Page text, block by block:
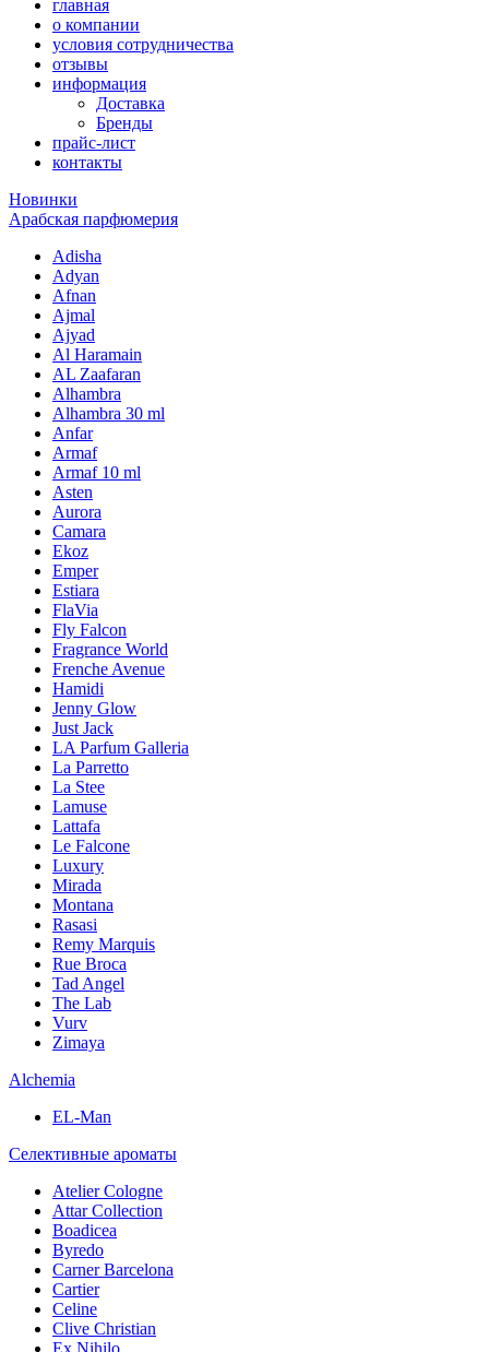
главная
о компании
условия сотрудничества
отзывы
информация
Доставка
Бренды
прайс-лист
контакты
Новинки
Арабская парфюмерия
Adisha
Adyan
Afnan
Ajmal
Ajyad
Al Haramain
AL Zaafaran
Alhambra
Alhambra 30 ml
Anfar
Armaf
Armaf 10 ml
Asten
Aurora
Camara
Ekoz
Emper
Estiara
FlaVia
Fly Falcon
Fragrance World
Frenche Avenue
Hamidi
Jenny Glow
Just Jack
LA Parfum Galleria
La Parretto
La Stee
Lamuse
Lattafa
Le Falcone
Luxury
Mirada
Montana
Rasasi
Remy Marquis
Rue Broca
Tad Angel
The Lab
Vurv
Zimaya
Alchemia
EL-Man
Селективные ароматы
Atelier Cologne
Attar Collection
Boadicea
Byredo
Carner Barcelona
Cartier
Celine
Clive Christian
Ex Nihilo